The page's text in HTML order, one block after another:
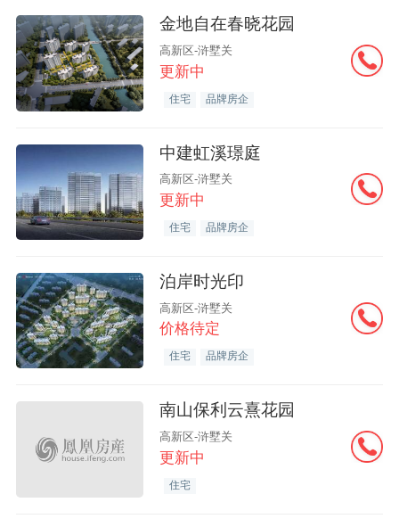
金地自在春晓花园
高新区-浒墅关
更新中
住宅 品牌房企
中建虹溪璟庭
高新区-浒墅关
更新中
住宅 品牌房企
泊岸时光印
高新区-浒墅关
价格待定
住宅 品牌房企
南山保利云熹花园
高新区-浒墅关
更新中
住宅